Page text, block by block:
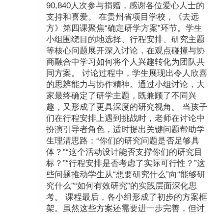
募捐方案备案编号
90,840人次参与捐赠，感谢各位爱心人士的
支持和喜爱。 在贵州省项目学校，《去远
方》第四课聚焦“确定研学方案”环节。学生
小组围绕目的地选择、行程安排、研究主题
等核心问题展开深入讨论，在观点碰撞与协
商融合中学习如何将个人兴趣转化为团队共
同方案。 讨论过程中，学生展现出令人欣喜
的思辨能力与协作精神。通过小组讨论，大
家最终确定了研学主题，既兼顾了不同兴
趣，又形成了更具深度的研究视角。 当孩子
们在行程安排上遇到挑战时，老师在讨论中
扮演引导者角色，适时提出关键问题帮助学
生理清思路：“你们的研究问题是否足够具
体？”“这个活动设计能否支撑你们的研究目
标？”“行程安排是否考虑了实际可行性？”这
些问题推动学生从“想要研究什么”向“能够研
究什么”“如何有效研究”的实践层面深化思
考。 课程最后，各小组形成了初步的方案框
架。虽然这些方案还需要进一步完善，但讨